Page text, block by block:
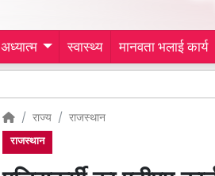
अध्यात्म स्वास्थ्य मानवता भलाई कार्य
राज्य राजस्थान
राजस्थान